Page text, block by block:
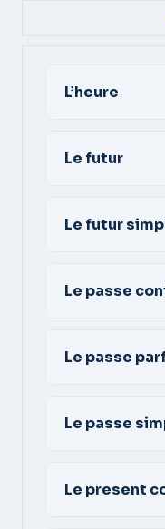
L’heure
Le futur
Le futur
Le passe
Le passe
Le passe
Le present